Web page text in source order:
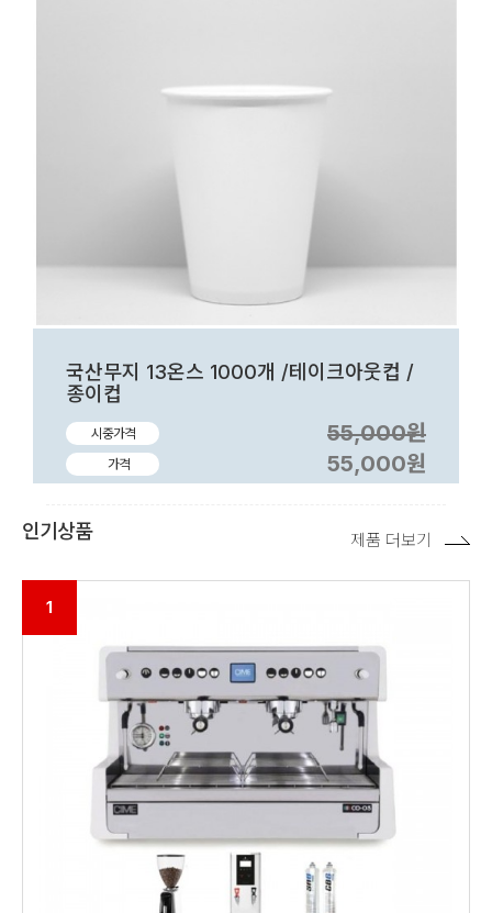
국산무지 13온스 1000개 /테이크아웃컵 /
종이컵
시중가격 55,000원
가격 55,000원
인기상품
1
제품 더보기